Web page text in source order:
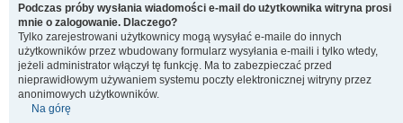
Podczas próby wysłania wiadomości e-mail do użytkownika witryna prosi
mnie o zalogowanie. Dlaczego?
Tylko zarejestrowani użytkownicy mogą wysyłać e-maile do innych
użytkowników przez wbudowany formularz wysyłania e-maili i tylko wtedy,
jeżeli administrator włączył tę funkcję. Ma to zabezpieczać przed
nieprawidłowym używaniem systemu poczty elektronicznej witryny przez
anonimowych użytkowników.
Na górę